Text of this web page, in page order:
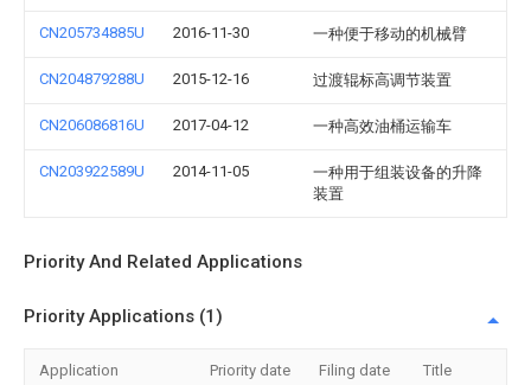
CN205734885U 2016-11-30 一种便于移动的机械臂
CN204879288U 2015-12-16 过渡辊标高调节装置
CN206086816U 2017-04-12 一种高效油桶运输车
CN203922589U 2014-11-05
一种用于组装设备的升降
装置
Priority And Related Applications
Priority Applications (1)
Application Priority date Filing date Title